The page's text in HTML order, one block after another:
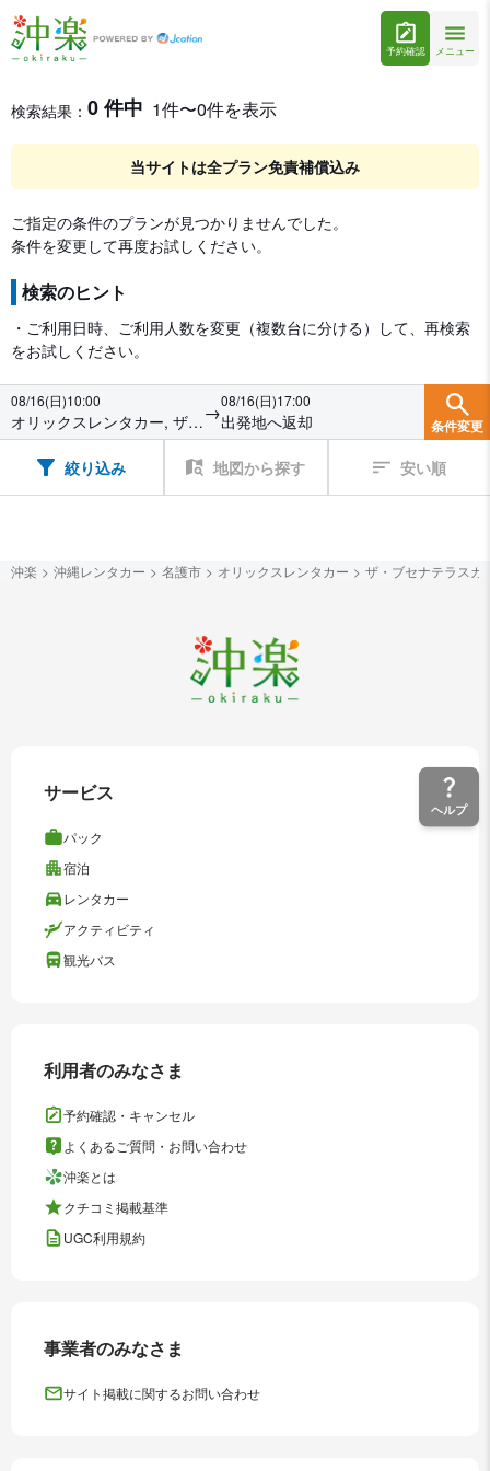
予約確認 メニュー
レンタカー検索・比較
レンタカー検索結果
検索結果： 0 件中 1件〜0件を表示
当サイトは全プラン免責補償込み
ご指定の条件のプランが見つかりませんでした。
条件を変更して再度お試しください。
検索のヒント
・ご利用日時、ご利用人数を変更（複数台に分ける）して、再検索
をお試しください。
08/16(日)10:00
オリックスレンタカー, ザ・
ブセナテラスカウンター
→08/16(日)17:00
出発地へ返却 条件変更
絞り込み 地図から探す 安い順
ヘルプ
沖楽 沖縄レンタカー 名護市 オリックスレンタカー ザ・ブセナテラスカ
サービス
パック
宿泊
レンタカー
アクティビティ
観光バス
利用者のみなさま
予約確認・キャンセル
よくあるご質問・お問い合わせ
沖楽とは
クチコミ掲載基準
UGC利用規約
事業者のみなさま
サイト掲載に関するお問い合わせ